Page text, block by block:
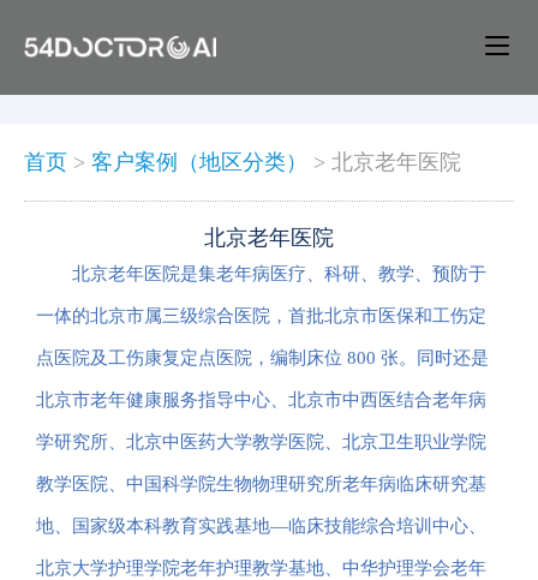
首页 > 客户案例（地区分类） > 北京老年医院
北京老年医院
北京老年医院是集老年病医疗、科研、教学、预防于
一体的北京市属三级综合医院，首批北京市医保和工伤定
点医院及工伤康复定点医院，编制床位 800 张。同时还是
北京市老年健康服务指导中心、北京市中西医结合老年病
学研究所、北京中医药大学教学医院、北京卫生职业学院
教学医院、中国科学院生物物理研究所老年病临床研究基
地、国家级本科教育实践基地—临床技能综合培训中心、
北京大学护理学院老年护理教学基地、中华护理学会老年